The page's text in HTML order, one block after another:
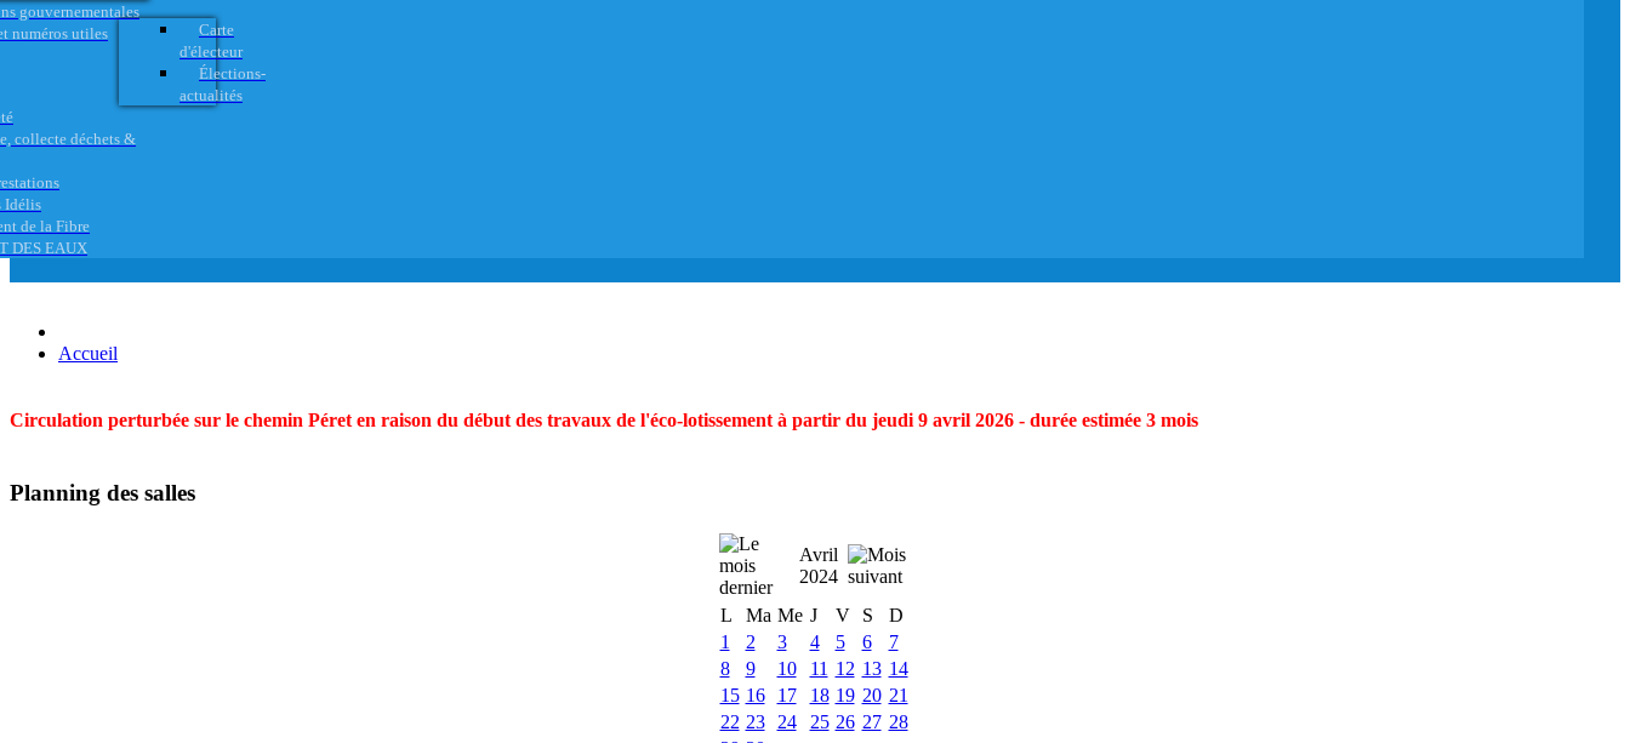
gouvernementales
numéros utiles
Carte
d'électeur
Élections-
actualités
collecte déchets &
Idélis
de la Fibre
DES EAUX
Accueil
Circulation perturbée sur le chemin Péret en raison du début des travaux de l'éco-lotissement à partir du jeudi 9 avril 2026 - durée estimée 3 mois
Planning des salles
Avril
2024
L
Ma Me J V S
D
1
2 3 4 5 6
7
8
9 10 11 12 13 14
15 16 17 18 19 20 21
22 23 24 25 26 27 28